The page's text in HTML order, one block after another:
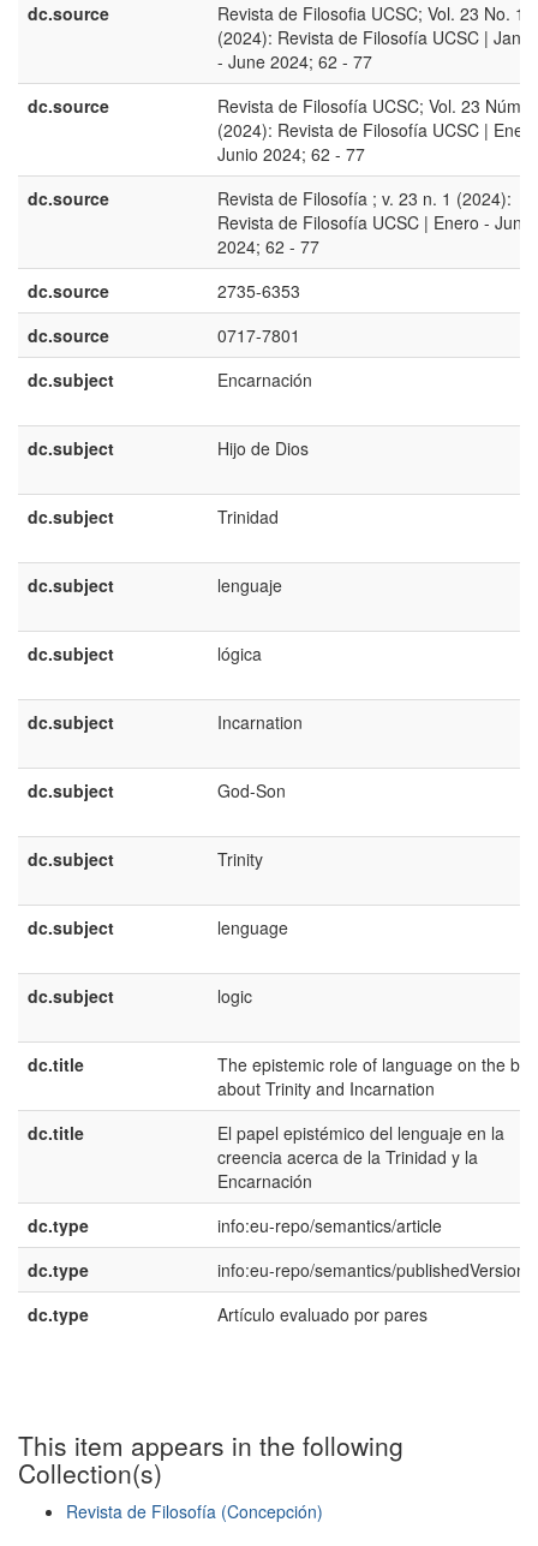
dc.source
Revista de Filosofia UCSC; Vol. 23 No. 1
(2024): Revista de Filosofía UCSC |
- June 2024; 62 - 77
dc.source
Revista de Filosofía UCSC; Vol. 23 Núm.
(2024): Revista de Filosofía UCSC |
Junio 2024; 62 - 77
dc.source
Revista de Filosofía ; v. 23 n. 1 (2024):
Revista de Filosofía UCSC | Enero - Junio
2024; 62 - 77
dc.source
2735-6353
dc.source
0717-7801
dc.subject
Encarnación
dc.subject Hijo de Dios
dc.subject Trinidad
dc.subject lenguaje
dc.subject lógica
dc.subject Incarnation
dc.subject God-Son
dc.subject Trinity
dc.subject lenguage
dc.subject logic
dc.title
The epistemic role of language on the
about Trinity and Incarnation
dc.title
El papel epistémico del lenguaje en la
creencia acerca de la Trinidad y la
Encarnación
dc.type
info:eu-repo/semantics/article
dc.type
info:eu-repo/semantics/publishedVersion
dc.type
Artículo evaluado por pares
This item appears in the following
Collection(s)
Revista de Filosofía (Concepción)